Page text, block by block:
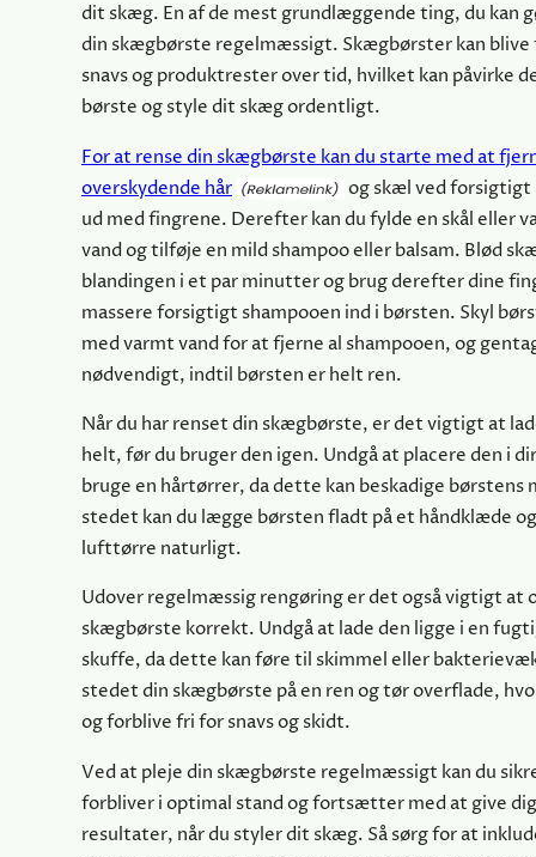
dit skæg. En af de mest grundlæggende ting, du kan
din skægbørste regelmæssigt. Skægbørster kan
snavs og produktrester over tid, hvilket kan påvirke
børste og style dit skæg ordentligt.
For at rense din skægbørste kan du starte med at
overskydende hår
og skæl ved
ud med fingrene. Derefter kan du fylde en skål eller
vand og tilføje en mild shampoo eller balsam. Blød
blandingen i et par minutter og brug derefter dine
massere forsigtigt shampooen ind i børsten. Skyl
med varmt vand for at fjerne al shampooen, og
nødvendigt, indtil børsten er helt ren.
Når du har renset din skægbørste, er det vigtigt at
helt, før du bruger den igen. Undgå at placere den i
bruge en hårtørrer, da dette kan beskadige børstens
stedet kan du lægge børsten fladt på et håndklæde
lufttørre naturligt.
Udover regelmæssig rengøring er det også vigtigt at
skægbørste korrekt. Undgå at lade den ligge i en
skuffe, da dette kan føre til skimmel eller
stedet din skægbørste på en ren og tør overflade,
og forblive fri for snavs og skidt.
Ved at pleje din skægbørste regelmæssigt kan du
forbliver i optimal stand og fortsætter med at give
resultater, når du styler dit skæg. Så sørg for at